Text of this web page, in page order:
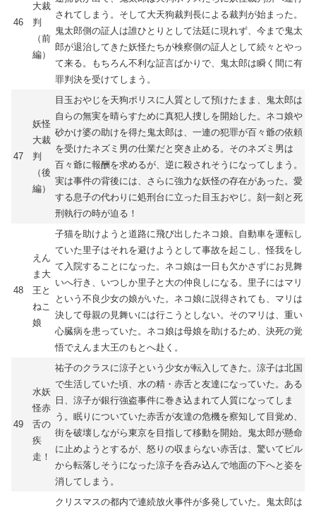
46
大裁
判
（前
編）
されてしまう。そして大天狗裁判長による裁判が始まった。
鬼太郎側の証人は誰ひとりとして法廷に現れず、今まで鬼太
郎が退治してきた妖怪たちが検察側の証人として続々とやっ
て来る。もちろん不利な証言ばかりで、鬼太郎は瞬く間に有
罪判決を受けてしまう。
47
妖怪
大裁
判
（後
編）
目玉おやじを天狗ポリスに人質として預けたまま、鬼太郎は
自らの無実を晴らすために真犯人捜しを開始した。ネコ娘や
砂かけ婆の助けを得た鬼太郎は、一連の犯罪が百々爺の依頼
を受けたネズミ男の仕業だと突き止める。そのネズミ男は
百々爺に報酬を求めるが、逆に殺されそうになってしまう。
実は事件の背後には、さらに強力な妖怪の存在があった。愛
する息子の代わりに処刑台に立った目玉おやじ。刻一刻と死
刑執行の時が迫る！
48
えん
ま大
王と
ねこ
娘
子猫を助けようと道路に飛び出したネコ娘。自動車を運転し
ていた里子はそれを避けようとして事故を起こし、怪我をし
て入院することになった。ネコ娘は一日も欠かさずにお見舞
いへ行き、いつしか里子と大の仲良しになる。里子にはマリ
という不良少女の娘がいた。ネコ娘に説得されても、マリは
決して母親の見舞いには行こうとしない。そのマリは、重い
心臓病を患っていた。ネコ娘は母娘を助けるため、決死の覚
悟でえんま大王のもとへ赴く。
49
水妖
怪赤
舌の
疾
走！
祐子のクラスに涼子という少女が転入してきた。涼子は北国
で生活していた頃、水の精・赤舌と友達になっていた。ある
日、涼子が銀行強盗事件に巻き込まれて人質になってしま
う。眠りについていた赤舌が友達の危機を察知して目覚め、
街を破壊しながら東京を目指して移動を開始。鬼太郎が懸命
に止めようとするが、怒りの収まらない赤舌は、驚いてビル
から転落しそうになった涼子を呑み込んで地面の下へと姿を
消してしまう。
クリスマスの都内で連続放火事件が多発していた。鬼太郎は